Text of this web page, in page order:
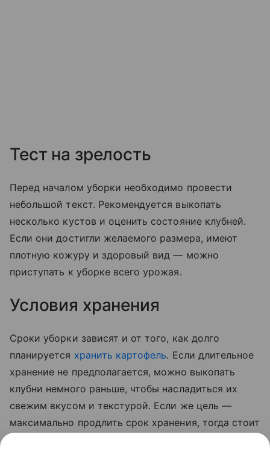
Тест на зрелость
Перед началом уборки необходимо провести
небольшой текст. Рекомендуется выкопать
несколько кустов и оценить состояние клубней.
Если они достигли желаемого размера, имеют
плотную кожуру и здоровый вид — можно
приступать к уборке всего урожая.
Условия хранения
Сроки уборки зависят и от того, как долго
планируется хранить картофель. Если длительное
хранение не предполагается, можно выкопать
клубни немного раньше, чтобы насладиться их
свежим вкусом и текстурой. Если же цель —
максимально продлить срок хранения, тогда стоит